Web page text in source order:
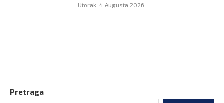
Utorak, 4 Augusta 2026,
Pretraga